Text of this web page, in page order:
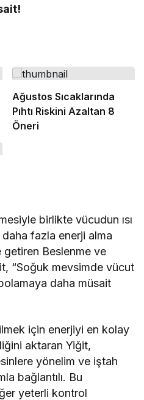
Ağustos Sıcaklarında
Pıhtı Riskini Azaltan 8
Öneri
birlikte vücudun ısı
fazla enerji alma
Beslenme ve
“Soğuk mevsimde vücut
daha müsait
için enerjiyi en kolay
aktaran Yiğit,
yönelim ve iştah
bağlantılı. Bu
yeterli kontrol